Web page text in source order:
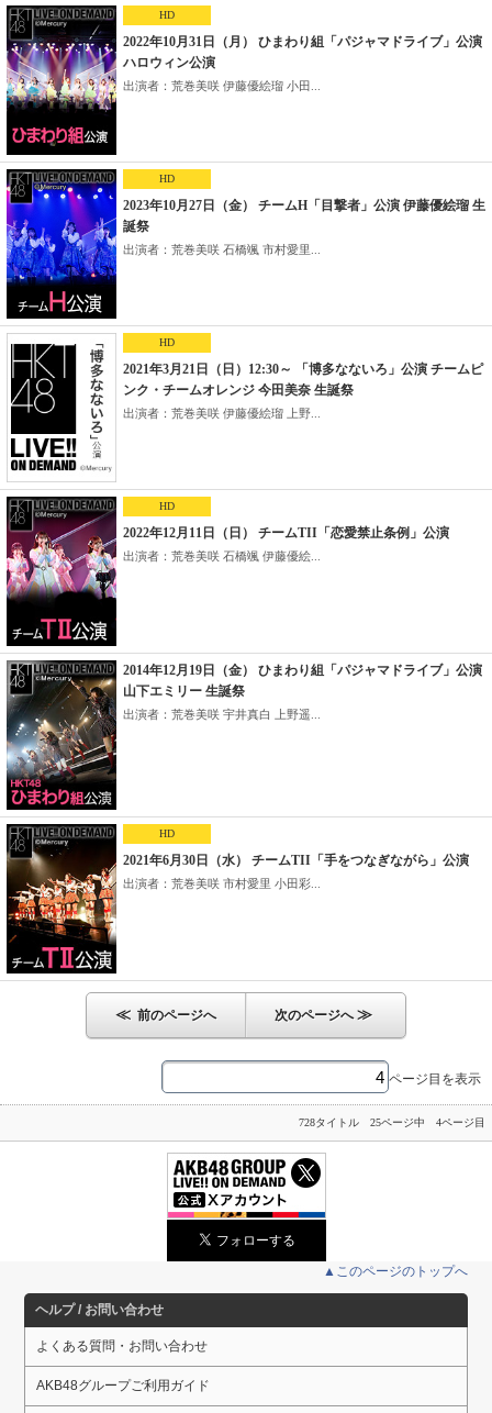
HD
2022年10月31日（月） ひまわり組「パジャマドライブ」公演
ハロウィン公演
出演者：荒巻美咲 伊藤優絵瑠 小田...
HD
2023年10月27日（金） チームH「目撃者」公演 伊藤優絵瑠 生
誕祭
出演者：荒巻美咲 石橋颯 市村愛里...
HD
2021年3月21日（日）12:30～ 「博多なないろ」公演 チームピ
ンク・チームオレンジ 今田美奈 生誕祭
出演者：荒巻美咲 伊藤優絵瑠 上野...
HD
2022年12月11日（日） チームTII「恋愛禁止条例」公演
出演者：荒巻美咲 石橋颯 伊藤優絵...
2014年12月19日（金） ひまわり組「パジャマドライブ」公演
山下エミリー 生誕祭
出演者：荒巻美咲 宇井真白 上野遥...
HD
2021年6月30日（水） チームTII「手をつなぎながら」公演
出演者：荒巻美咲 市村愛里 小田彩...
≪ 前のページへ 次のページへ≫
ページ目を表示
728タイトル 25ページ中 4ページ目
▲このページのトップへ
ヘルプ / お問い合わせ
よくある質問・お問い合わせ
AKB48グループご利用ガイド